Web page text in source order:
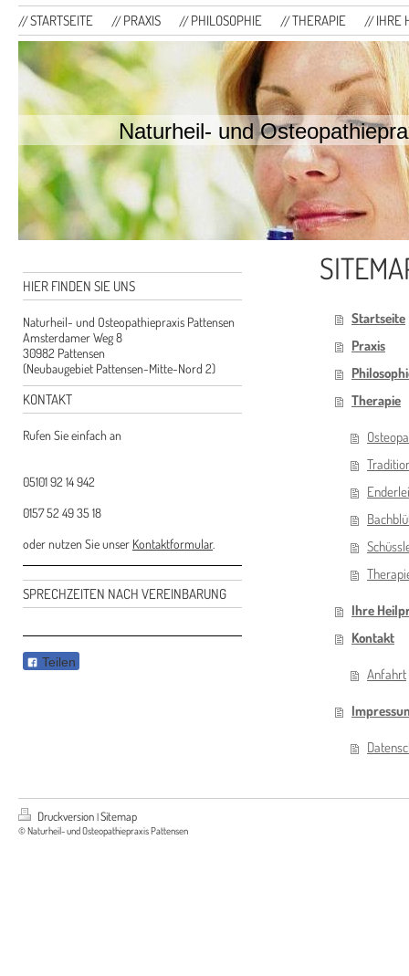
STARTSEITE PRAXIS PHILOSOPHIE THERAPIE IHRE
Naturheil- und
HIER FINDEN SIE UNS
Naturheil- und Osteopathiepraxis Pattensen
Amsterdamer Weg 8
30982 Pattensen
(Neubaugebiet Pattensen-Mitte-Nord 2)
KONTAKT
Rufen Sie einfach an
05101 92 14 942
0157 52 49 35 18
oder nutzen Sie unser Kontaktformular.
SPRECHZEITEN NACH VEREINBARUNG
Teilen
Startseite
Praxis
Therapie
Ihre
Kontakt
Anfahrt
Druckversion |Sitemap
© Naturheil- und Osteopathiepraxis Pattensen